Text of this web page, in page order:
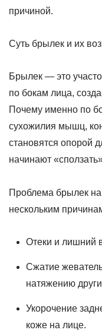
причиной.
Суть брылек и их
Брылек — это
по бокам лица,
Почему именно по
сухожилия мышц,
становятся опорой
начинают
Проблема брылек
нескольким
Отеки и лишний
Сжатие
натяжению
Укорочение
коже на лице.